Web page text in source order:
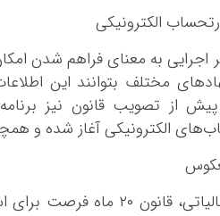
الکترونیکی
اجرایی به معنای فراهم شدن
مختلف بتوانند این
پیش از تصویب قانون نیز
الکترونیکی آغاز شده و
به گفته سخنگوی سازمان امور